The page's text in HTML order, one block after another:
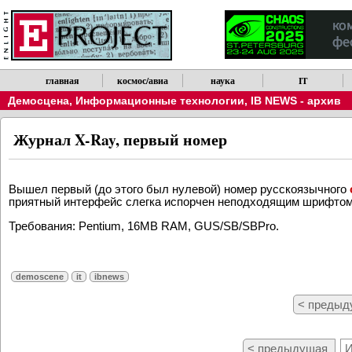
главная космос/авиа наука IT
Демосцена, Информационные технологии, IB NEWS - архив
Журнал X-Ray, первый номер
Вышел первый (до этого был нулевой) номер русскоязычного
приятный интерфейс слегка испорчен неподходящим
Требования: Pentium, 16MB RAM, GUS/SB/SBPro.
demoscene it ibnews
<
< предыдущая